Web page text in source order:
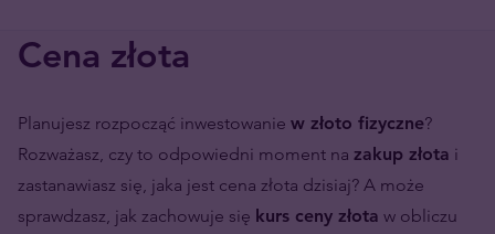
Cena złota
Planujesz rozpocząć inwestowanie w złoto fizyczne?
Rozważasz, czy to odpowiedni moment na zakup złota i
zastanawiasz się, jaka jest cena złota dzisiaj? A może
sprawdzasz, jak zachowuje się kurs ceny złota w obliczu